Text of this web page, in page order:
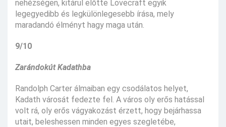
nehézségen, kitárul előtte Lovecraft egyik
legegyedibb és legkülönlegesebb írása, mely
maradandó élményt hagy maga után.
9/10
Zarándokút Kadathba
Randolph Carter álmaiban egy csodálatos helyet,
Kadath városát fedezte fel. A város oly erős hatással
volt rá, oly erős vágyakozást érzett, hogy bejárhassa
utait, beleshessen minden egyes szegletébe,